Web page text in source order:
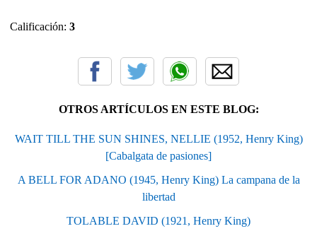
Calificación: 3
OTROS ARTÍCULOS EN ESTE BLOG:
WAIT TILL THE SUN SHINES, NELLIE (1952, Henry King)
[Cabalgata de pasiones]
A BELL FOR ADANO (1945, Henry King) La campana de la
libertad
TOLABLE DAVID (1921, Henry King)